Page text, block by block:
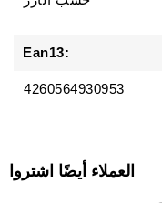
Ean13:
4260564930953
العملاء أيضًا اشتروا